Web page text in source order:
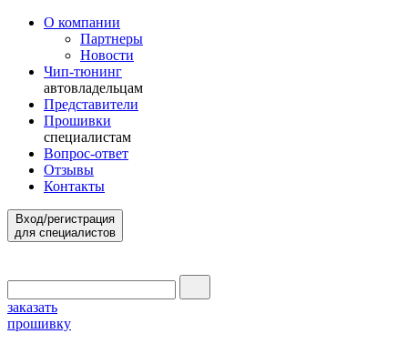
О компании
Партнеры
Новости
Чип-тюнинг
автовладельцам
Представители
Прошивки
специалистам
Вопрос-ответ
Отзывы
Контакты
Вход/регистрация
для специалистов
заказать
прошивку